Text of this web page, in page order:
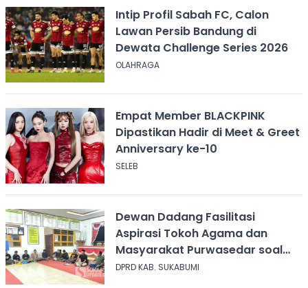
Intip Profil Sabah FC, Calon
Lawan Persib Bandung di
Dewata Challenge Series 2026
OLAHRAGA
Empat Member BLACKPINK
Dipastikan Hadir di Meet & Greet
Anniversary ke-10
SELEB
Dewan Dadang Fasilitasi
Aspirasi Tokoh Agama dan
Masyarakat Purwasedar soal
Penolakan Konser Reggae
DPRD KAB. SUKABUMI